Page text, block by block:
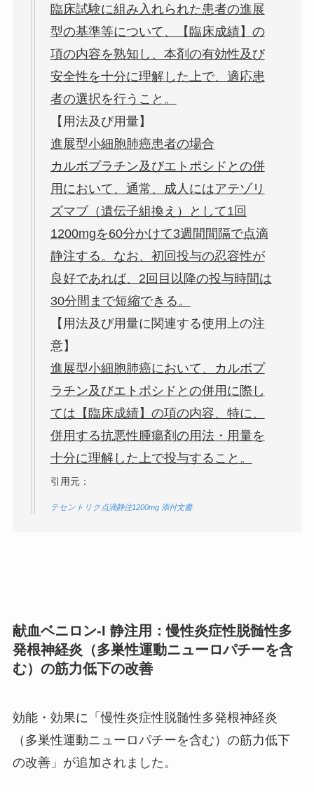
臨床試験に組み入れられた患者の進展
型の基準等について、【臨床成績】の
項の内容を熟知し、本剤の有効性及び
安全性を十分に理解した上で、適応患
者の選択を行うこと。
【用法及び用量】
進展型小細胞肺癌患者の場合
カルボプラチン及びエトポシドとの併
用において、通常、成人にはアテゾリ
ズマブ（遺伝子組換え）として1回
1200mgを60分かけて3週間間隔で点滴
静注する。なお、初回投与の忍容性が
良好であれば、2回目以降の投与時間は
30分間まで短縮できる。
【用法及び用量に関連する使用上の注
意】
進展型小細胞肺癌において、カルボプ
ラチン及びエトポシドとの併用に際し
ては【臨床成績】の項の内容、特に、
併用する抗悪性腫瘍剤の用法・用量を
十分に理解した上で投与すること。
引用元：
テセントリク点滴静注1200mg 添付文書
献血ベニロン-I 静注用：慢性炎症性脱髄性多
発根神経炎（多巣性運動ニューロパチーを含
む）の筋力低下の改善
効能・効果に「慢性炎症性脱髄性多発根神経炎
（多巣性運動ニューロパチーを含む）の筋力低下
の改善」が追加されました。